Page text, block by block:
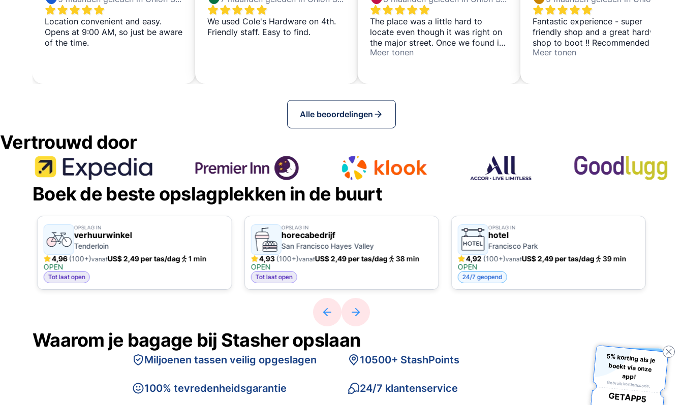
Location convenient and easy.
Opens at 9:00 AM, so just be aware
of the time.
We used Cole's Hardware on 4th.
Friendly staff. Easy to find.
The place was a little hard to
locate even though it was right on
the major street. Once we found it,
the staff were really fast to help
Meer tonen
Fantastic experience - super
friendly shop and a great hardware
shop to boot !! Recommended if
you’ve a few hours to kill in San
Meer tonen
Alle beoordelingen
Vertrouwd door
Boek de beste opslagplekken in de buurt
OPSLAG IN
verhuurwinkel
Tenderloin
4,96(100+)vanafUS$ 2,49 per tas/dag
1 min
OPEN
Tot laat open
OPSLAG IN
horecabedrijf
San Francisco Hayes Valley
4,93(100+)vanafUS$ 2,49 per tas/dag
38 min
OPEN
Tot laat open
OPSLAG IN
hotel
Francisco Park
4,92 (100+)vanafUS$ 2,49 per tas/dag
39 min
OPEN
24/7 geopend
Waarom je bagage bij Stasher opslaan
Miljoenen tassen veilig opgeslagen
100% tevredenheidsgarantie
10500+ StashPoints
24/7 klantenservice
5% korting als je
boekt via onze
app!
Gebruik kortingscode:
GETAPP5